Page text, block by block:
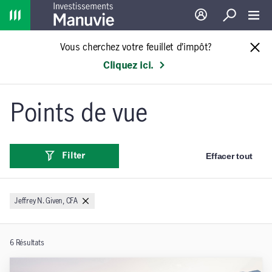
Home
Ouverture de
Recherche
Vous cherchez votre feuillet d’impôt?
Cliquez ici.
Points de vue
Filter Effacer tout
Jeffrey N. Given, CFA
6 Résultats